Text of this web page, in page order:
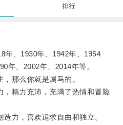
排行
、1930年、1942年、1954
年、2002年、2014年等。
那么你就是属马的。
精力充沛，充满了热情和冒险
力，喜欢追求自由和独立。